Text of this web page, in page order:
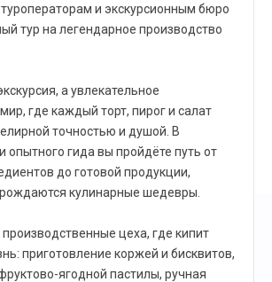
и экскурсионным бюро
тур на легендарное производство
а увлекательное
где каждый торт, пирог и салат
точностью и душой. В
опытного гида вы пройдёте путь от
до готовой продукции,
кулинарные шедевры.
цеха, где кипит
приготовление коржей и бисквитов,
ягодной пастилы, ручная